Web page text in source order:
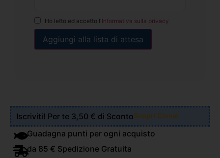
Ho letto ed accetto l'Informativa sulla privacy
Iscriviti! Per te 3,50 € di ScontoScopri Come!
Guadagna punti per ogni acquisto
da 85 € Spedizione Gratuita